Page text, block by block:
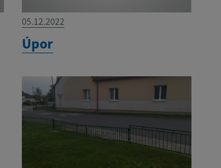
05.12.2022
Úpor